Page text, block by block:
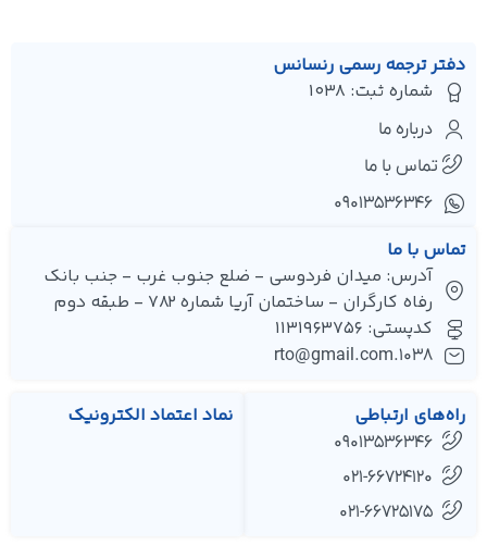
دفتر ترجمه رسمی رنسانس
شماره ثبت: 1038
درباره ما
تماس با ما
۰۹۰۱۳۵۳۶۳۴۶
تماس با ما
آدرس: میدان فردوسی - ضلع جنوب غرب - جنب بانک
رفاه کارگران - ساختمان آریا شماره 782 - طبقه دوم
کدپستی: 1131963756
1038.rto@gmail.com
راه‌های ارتباطی
09013536346
021-66724120
021-66725175
نماد اعتماد الکترونیک